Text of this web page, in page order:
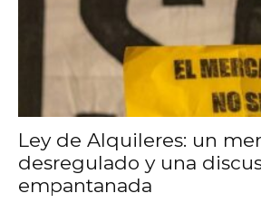
Ley de Alquileres: un
desregulado y una
empantanada